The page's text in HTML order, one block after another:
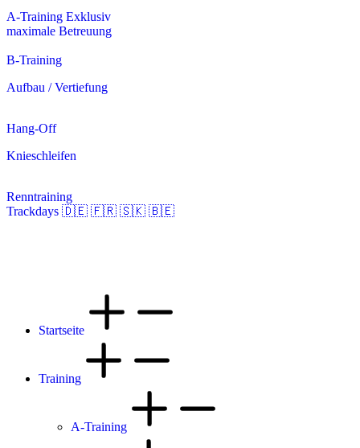
A-Training Exklusiv
maximale Betreuung
B-Training
Aufbau / Vertiefung
Hang-Off
Knieschleifen
Renntraining
Trackdays 🇩🇪 🇫🇷 🇸🇰 🇧🇪
Startseite
Training
A-Training